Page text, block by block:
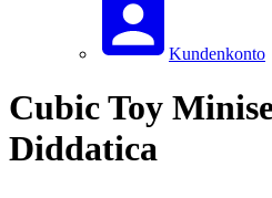
Kundenkonto
Cubic Toy
Diddatica